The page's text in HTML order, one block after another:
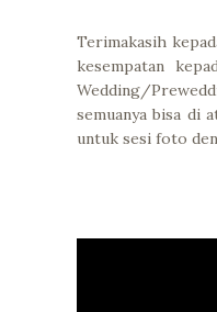
Terimakasih
kesempatan
Wedding/
semuanya bisa di
untuk sesi foto